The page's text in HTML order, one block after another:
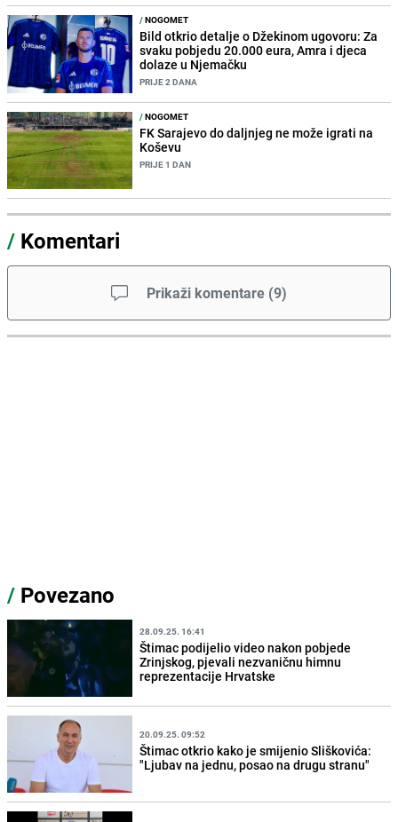
/NOGOMET
Bild otkrio detalje o Džekinom ugovoru: Za
svaku pobjedu 20.000 eura, Amra i djeca
dolaze u Njemačku
PRIJE 2 DANA
/NOGOMET
FK Sarajevo do daljnjeg ne može igrati na
Koševu
PRIJE 1 DAN
/ Komentari
Prikaži komentare (9)
/ Povezano
28.09.25. 16:41
Štimac podijelio video nakon pobjede
Zrinjskog, pjevali nezvaničnu himnu
reprezentacije Hrvatske
20.09.25. 09:52
Štimac otkrio kako je smijenio Sliškovića:
"Ljubav na jednu, posao na drugu stranu"